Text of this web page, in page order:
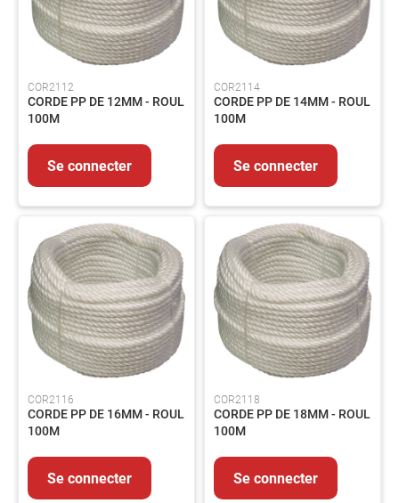
COR2112
CORDE PP DE 12MM - ROUL
100M
Se connecter
COR2114
CORDE PP DE 14MM - ROUL
100M
Se connecter
COR2116
CORDE PP DE 16MM - ROUL
100M
Se connecter
COR2118
CORDE PP DE 18MM - ROUL
100M
Se connecter